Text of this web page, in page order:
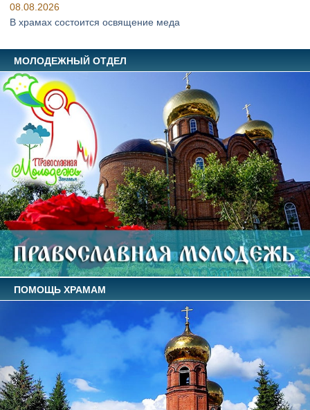
08.08.2026
В храмах состоится освящение меда
МОЛОДЕЖНЫЙ ОТДЕЛ
ПОМОЩЬ ХРАМАМ